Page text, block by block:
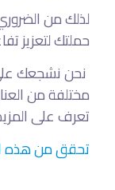
لذلك من
حملتك لتعزيز
نحن نشجعك
مختلفة من
تعرف على
تحقق من هذه